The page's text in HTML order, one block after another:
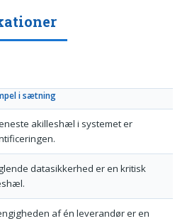
i sætning
akilleshæl i systemet er
datasikkerhed er en kritisk
af én leverandør er en